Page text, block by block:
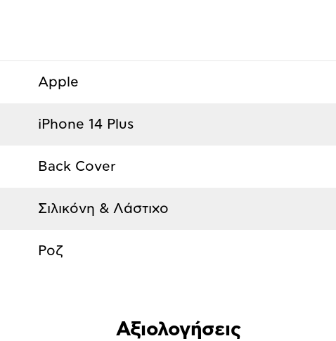
Apple
iPhone 14 Plus
Back Cover
Σιλικόνη & Λάστιχο
Ροζ
Αξιολογήσεις